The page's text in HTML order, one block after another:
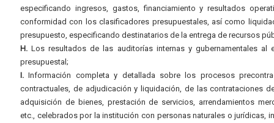
especificando ingresos, gastos, financiamiento y resultados
conformidad con los clasificadores presupuestales, así como
presupuesto, especificando destinatarios de la entrega de recursos
H. Los resultados de las auditorías internas y gubernamentales al
presupuestal;
I. Información completa y detallada sobre los procesos
contractuales, de adjudicación y liquidación, de las contrataciones
adquisición de bienes, prestación de servicios, arrendamientos
etc., celebrados por la institución con personas naturales o jurídicas,